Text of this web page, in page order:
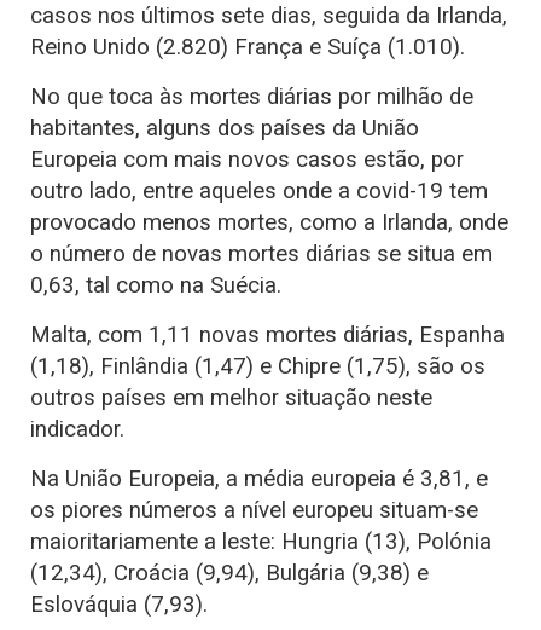
casos nos últimos sete dias, seguida da Irlanda,
Reino Unido (2.820) França e Suíça (1.010).
No que toca às mortes diárias por milhão de
habitantes, alguns dos países da União
Europeia com mais novos casos estão, por
outro lado, entre aqueles onde a covid-19 tem
provocado menos mortes, como a Irlanda, onde
o número de novas mortes diárias se situa em
0,63, tal como na Suécia.
Malta, com 1,11 novas mortes diárias, Espanha
(1,18), Finlândia (1,47) e Chipre (1,75), são os
outros países em melhor situação neste
indicador.
Na União Europeia, a média europeia é 3,81, e
os piores números a nível europeu situam-se
maioritariamente a leste: Hungria (13), Polónia
(12,34), Croácia (9,94), Bulgária (9,38) e
Eslováquia (7,93).